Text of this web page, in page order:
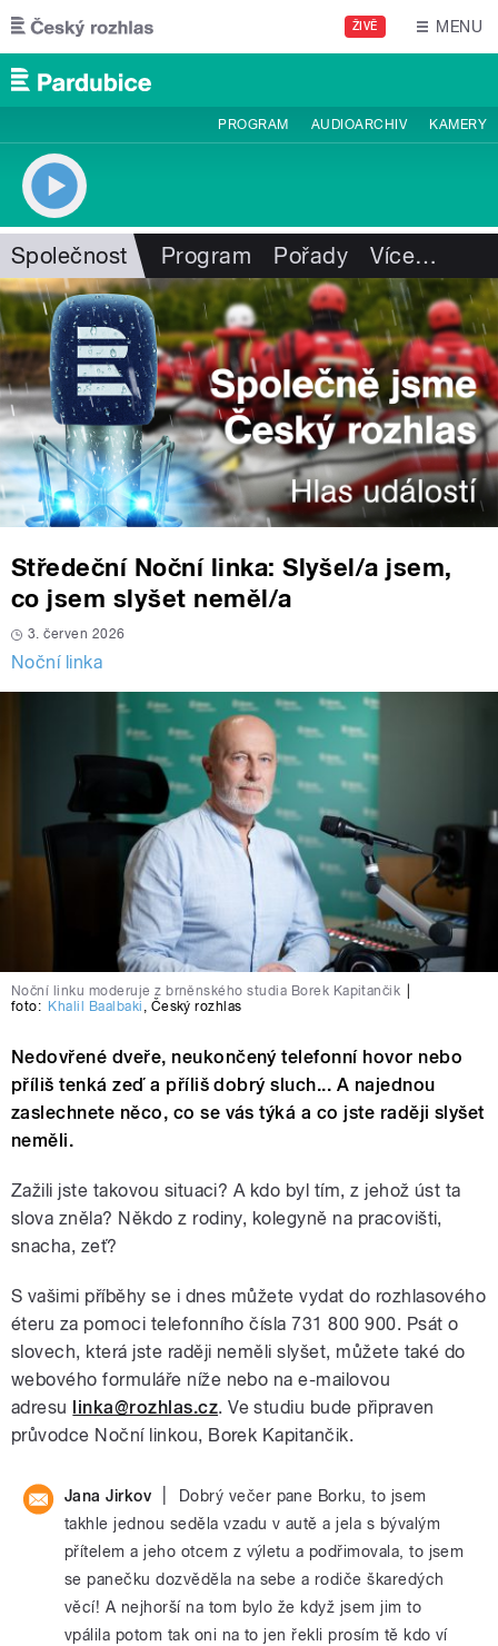
Přejít k hlavnímu obsahu
ŽIVĚ MENU
PROGRAM AUDIOARCHIV KAMERY
Společnost Program Pořady Více…
Středeční Noční linka: Slyšel/a jsem,
co jsem slyšet neměl/a
3. červen 2026
Noční linka
Noční linku moderuje z brněnského studia Borek Kapitančik
foto: Khalil Baalbaki , Český rozhlas
Nedovřené dveře, neukončený telefonní hovor nebo
příliš tenká zeď a příliš dobrý sluch... A najednou
zaslechnete něco, co se vás týká a co jste raději slyšet
neměli.
Zažili jste takovou situaci? A kdo byl tím, z jehož úst ta
slova zněla? Někdo z rodiny, kolegyně na pracovišti,
snacha, zeť?
S vašimi příběhy se i dnes můžete vydat do rozhlasového
éteru za pomoci telefonního čísla 731 800 900. Psát o
slovech, která jste raději neměli slyšet, můžete také do
webového formuláře níže nebo na e-mailovou
adresu linka@rozhlas.cz. Ve studiu bude připraven
průvodce Noční linkou, Borek Kapitančik.
Jana Jirkov
Dobrý večer pane Borku, to jsem
takhle jednou seděla vzadu v autě a jela s bývalým
přítelem a jeho otcem z výletu a podřimovala, to jsem
se panečku dozvěděla na sebe a rodiče škaredých
věcí! A nejhorší na tom bylo že když jsem jim to
vpálila potom tak oni na to jen řekli prosím tě kdo ví